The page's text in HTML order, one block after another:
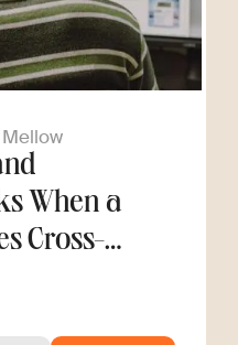
When a
Cross-